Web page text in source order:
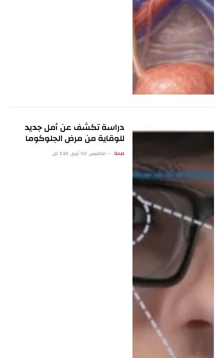
دراسة تكشف عن أمل جديد
للوقاية من مرض الجلوكوما
صحة الخميس 02 أبريل 5:10 ص